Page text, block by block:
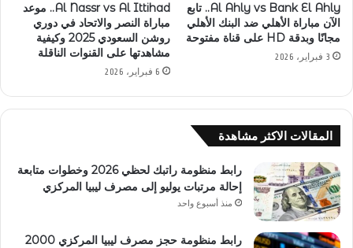
Al Ahly vs Bank El Ahly.. تابع
الآن مباراة الأهلي ضد البنك الأهلي
مجانًا وبدقة HD على قناة مفتوحة
3 فبراير، 2026
Al Nassr vs Al Ittihad.. موعد
مباراة النصر والاتحاد في دوري
روشن السعودي 2025 وكيفية
مشاهدتها على القنوات الناقلة
6 فبراير، 2026
المقالات الاكثر مشاهدة
رابط منظومة راتبك لحظي 2026 وخطوات متابعة
إحالة مرتبات يوليو إلى مصرف ليبيا المركزي
منذ أسبوع واحد
رابط منظومة حجز مصرف ليبيا المركزي 2000